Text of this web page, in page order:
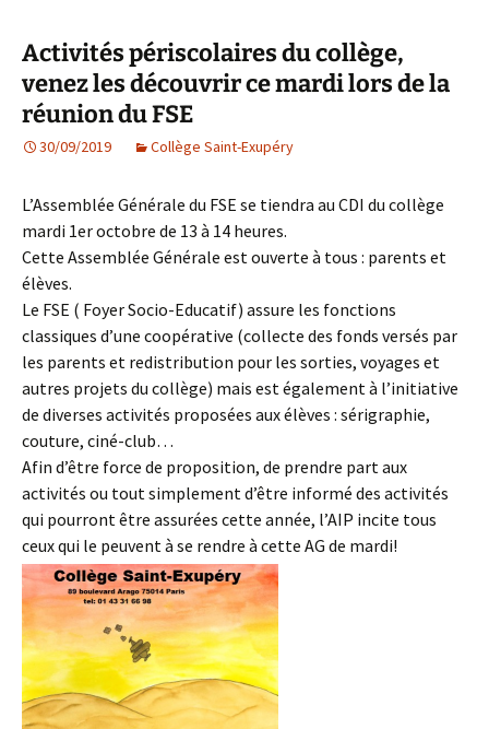
Activités périscolaires du collège,
venez les découvrir ce mardi lors de la
réunion du FSE
30/09/2019 Collège Saint-Exupéry
L’Assemblée Générale du FSE se tiendra au CDI du collège
mardi 1er octobre de 13 à 14 heures.
Cette Assemblée Générale est ouverte à tous : parents et
élèves.
Le FSE ( Foyer Socio-Educatif) assure les fonctions
classiques d’une coopérative (collecte des fonds versés par
les parents et redistribution pour les sorties, voyages et
autres projets du collège) mais est également à l’initiative
de diverses activités proposées aux élèves : sérigraphie,
couture, ciné-club…
Afin d’être force de proposition, de prendre part aux
activités ou tout simplement d’être informé des activités
qui pourront être assurées cette année, l’AIP incite tous
ceux qui le peuvent à se rendre à cette AG de mardi!